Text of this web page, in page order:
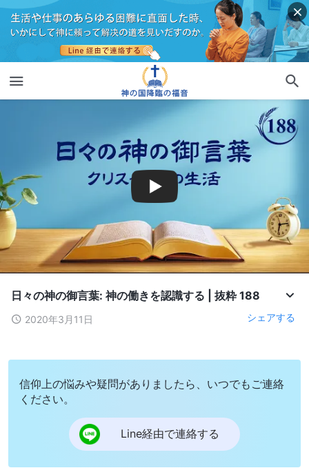
日々の神の御言葉: 神の働きを認識する | 抜粋 188
2020年3月11日 シェアする
信仰上の悩みや疑問がありましたら、いつでもご連絡
ください。
Line経由で連絡する